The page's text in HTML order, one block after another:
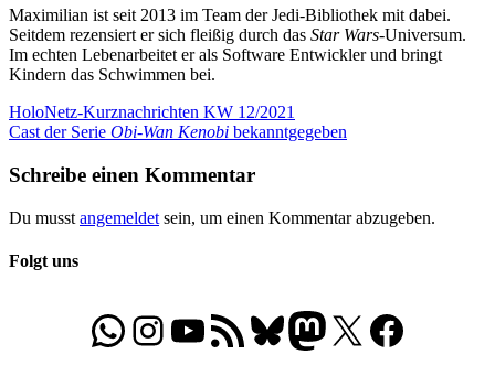
Maximilian ist seit 2013 im Team der Jedi-Bibliothek mit dabei.
Seitdem rezensiert er sich fleißig durch das Star Wars-Universum.
Im echten Lebenarbeitet er als Software Entwickler und bringt
Kindern das Schwimmen bei.
Beitragsnavigation
Vorheriger
Beitrag:
HoloNetz-Kurznachrichten KW 12/2021
Nächster
Cast der Serie Obi-Wan Kenobi bekanntgegeben
Schreibe einen Kommentar
Du musst angemeldet sein, um einen Kommentar abzugeben.
Folgt uns
WhatsApp
Folgt uns auf Instagram
Besucht unseren YouTube-Kanal
RSS-FeedBluesky
Folgt uns auf Mastodon
X Folgt uns auf